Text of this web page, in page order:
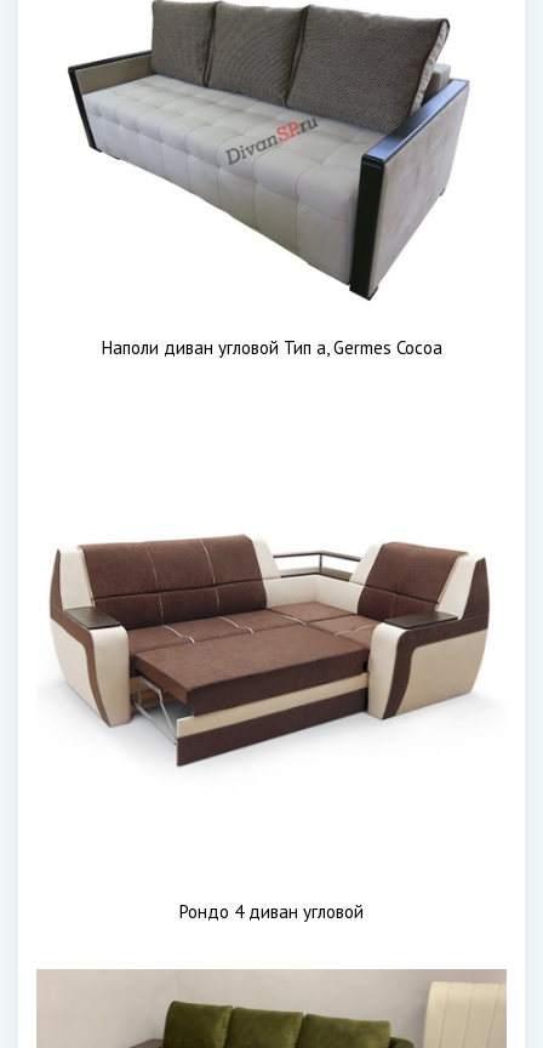
Наполи диван угловой Тип a, Germes Cocoa
Рондо 4 диван угловой